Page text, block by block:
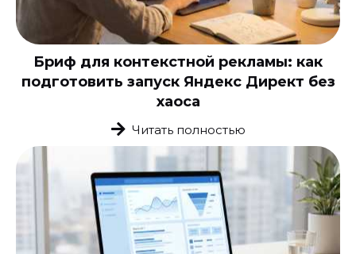
Бриф для контекстной рекламы: как
подготовить запуск Яндекс Директ без
хаоса
Читать полностью